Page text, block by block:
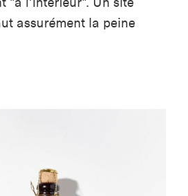
assurément la peine